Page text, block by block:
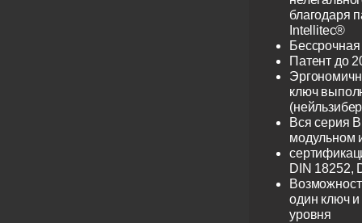
благодаря
Intellitec®
Патент до
ключ
Вся серия
модульном
DIN 18252,
один ключ и
уровня